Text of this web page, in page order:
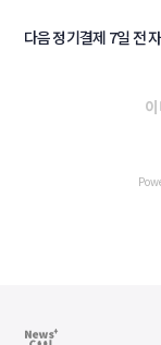
다음 정기결제 7일 전